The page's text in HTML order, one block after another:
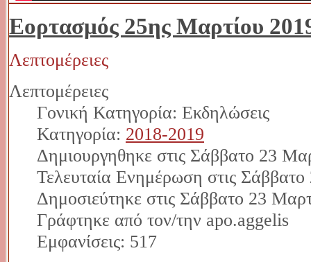
Εορτασμός 25ης Μαρτίου
Λεπτομέρειες
Λεπτομέρειες
Γονική Κατηγορία: Εκδηλώσεις
Κατηγορία: 2018-2019
Δημιουργηθηκε στις Σάββατο 23
Τελευταία Ενημέρωση στις
Δημοσιεύτηκε στις Σάββατο 23
Γράφτηκε από τον/την apo.aggelis
Εμφανίσεις: 517